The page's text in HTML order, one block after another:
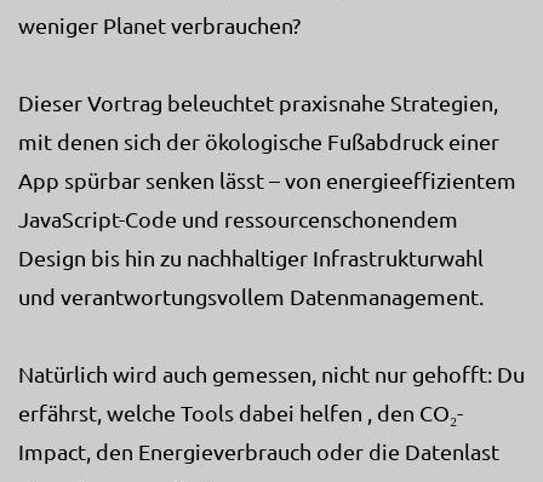
weniger Planet verbrauchen?
Dieser Vortrag beleuchtet praxisnahe Strategien,
mit denen sich der ökologische Fußabdruck einer
App spürbar senken lässt – von energieeffizientem
JavaScript-Code und ressourcenschonendem
Design bis hin zu nachhaltiger Infrastrukturwahl
und verantwortungsvollem Datenmanagement.
Natürlich wird auch gemessen, nicht nur gehofft: Du
erfährst, welche Tools dabei helfen , den CO₂-
Impact, den Energieverbrauch oder die Datenlast